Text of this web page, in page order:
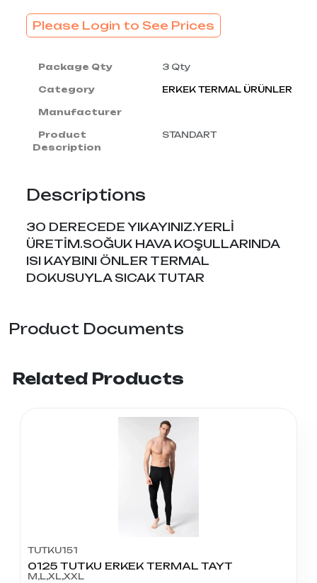
Please Login to See Prices
Package Qty 3 Qty
Category ERKEK TERMAL ÜRÜNLER
Manufacturer
Product
Description
STANDART
Descriptions
30 DERECEDE YIKAYINIZ.YERLİ
ÜRETİM.SOĞUK HAVA KOŞULLARINDA
ISI KAYBINI ÖNLER TERMAL
DOKUSUYLA SICAK TUTAR
Product Documents
Related Products
TUTKU151
0125 TUTKU ERKEK TERMAL TAYT
M,L,XL,XXL